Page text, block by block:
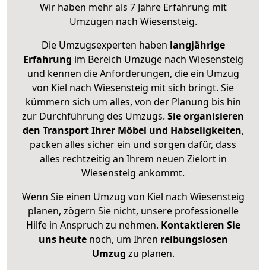
Wir haben mehr als 7 Jahre Erfahrung mit
Umzügen nach Wiesensteig.
Die Umzugsexperten haben langjährige
Erfahrung im Bereich Umzüge nach Wiesensteig
und kennen die Anforderungen, die ein Umzug
von Kiel nach Wiesensteig mit sich bringt. Sie
kümmern sich um alles, von der Planung bis hin
zur Durchführung des Umzugs. Sie organisieren
den Transport Ihrer Möbel und Habseligkeiten,
packen alles sicher ein und sorgen dafür, dass
alles rechtzeitig an Ihrem neuen Zielort in
Wiesensteig ankommt.
Wenn Sie einen Umzug von Kiel nach Wiesensteig
planen, zögern Sie nicht, unsere professionelle
Hilfe in Anspruch zu nehmen. Kontaktieren Sie
uns heutenoch, um Ihren reibungslosen
Umzug zu planen.